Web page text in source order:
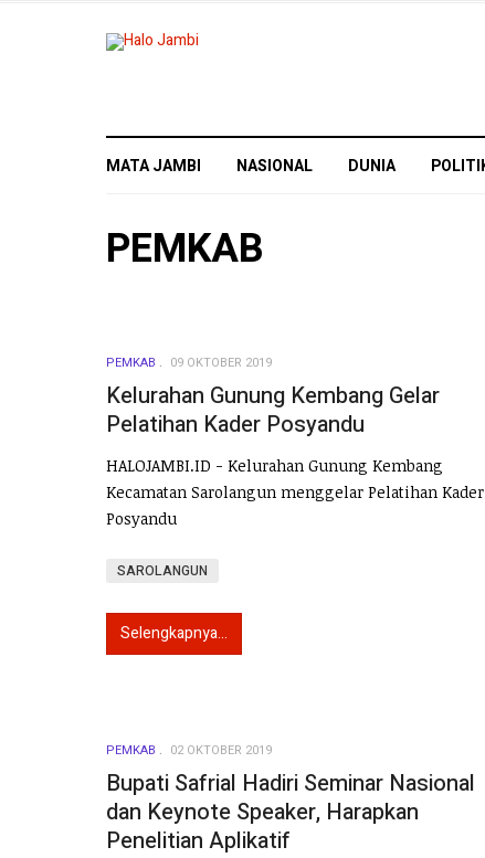
MATA JAMBI NASIONAL DUNIA
PEMKAB
PEMKAB 09 OKTOBER 2019
Kelurahan Gunung Kembang Gelar
Pelatihan Kader Posyandu
HALOJAMBI.ID - Kelurahan Gunung Kembang
Kecamatan Sarolangun menggelar Pelatihan Kader
Posyandu
SAROLANGUN
Selengkapnya...
PEMKAB 02 OKTOBER 2019
Bupati Safrial Hadiri Seminar Nasional
dan Keynote Speaker, Harapkan
Penelitian Aplikatif